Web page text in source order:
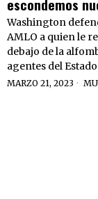
escondemos
Washington
AMLO a quien le
debajo de la
agentes del
MARZO 21, 2023